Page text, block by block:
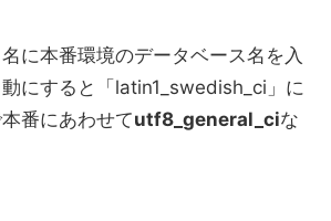
名に本番環境のデータベース名を入
にすると「latin1_swedish_ci」に
番にあわせてutf8_general_ciな